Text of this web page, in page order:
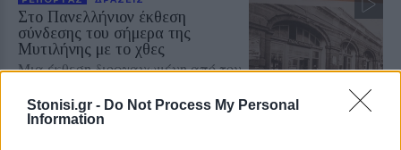
Stonisi.gr - Do Not Process My Personal
Information
Στο Πανελλήνιον έκθεση
σύνδεσης του σήμερα της
Μυτιλήνης με το χθες
Μια έκθεση διοργανωμένη από τον